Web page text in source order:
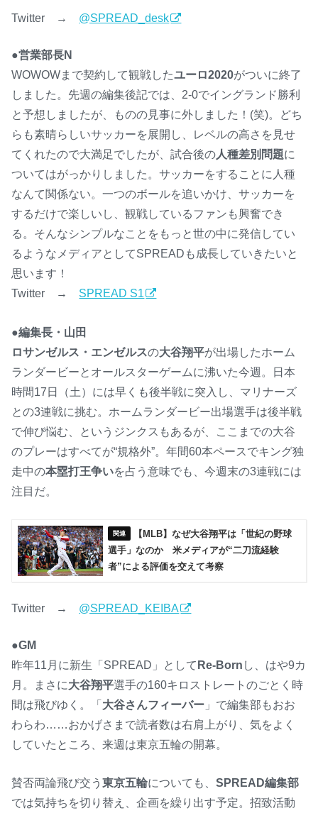
Twitter → @SPREAD_desk
●営業部長N
WOWOWまで契約して観戦したユーロ2020がついに終了
しました。先週の編集後記では、2-0でイングランド勝利
と予想しましたが、ものの見事に外しました！(笑)。どち
らも素晴らしいサッカーを展開し、レベルの高さを見せ
てくれたので大満足でしたが、試合後の人種差別問題に
ついてはがっかりしました。サッカーをすることに人種
なんて関係ない。一つのボールを追いかけ、サッカーを
するだけで楽しいし、観戦しているファンも興奮でき
る。そんなシンプルなことをもっと世の中に発信してい
るようなメディアとしてSPREADも成長していきたいと
思います！
Twitter → SPREAD S1
●編集長・山田
ロサンゼルス・エンゼルスの大谷翔平が出場したホーム
ランダービーとオールスターゲームに沸いた今週。日本
時間17日（土）には早くも後半戦に突入し、マリナーズ
との3連戦に挑む。ホームランダービー出場選手は後半戦
で伸び悩む、というジンクスもあるが、ここまでの大谷
のプレーはすべてが“規格外”。年間60本ペースでキング独
走中の本塁打王争いを占う意味でも、今週末の3連戦には
注目だ。
【MLB】なぜ大谷翔平は「世紀の野球
選手」なのか 米メディアが“二刀流経験
者”による評価を交えて考察
Twitter → @SPREAD_KEIBA
●GM
昨年11月に新生「SPREAD」としてRe-Born し、はや9カ
月。まさに大谷翔平選手の160キロストレートのごとく時
間は飛びゆく。「大谷さんフィーバー 」で編集部もおお
わらわ……おかげさまで読者数は右肩上がり、気をよく
していたところ、来週は東京五輪の開幕。
賛否両論飛び交う東京五輪についても、SPREAD編集部
では気持ちを切り替え、企画を繰り出す予定。招致活動